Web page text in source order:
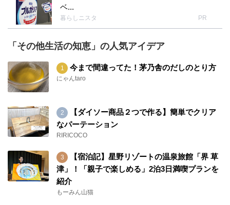
ベ...
暮らしニスタ PR
「その他生活の知恵」の人気アイデア
今まで間違ってた！茅乃舎のだしのとり方
にゃんtaro
【ダイソー商品２つで作る】簡単でクリア
なパーテーション
RIRICOCO
【宿泊記】星野リゾートの温泉旅館「界 草
津」！「親子で楽しめる」2泊3日満喫プランを
紹介
もーみん山猫